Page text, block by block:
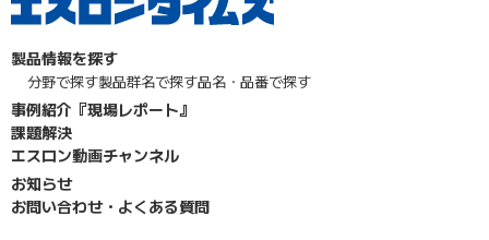
製品情報を探す
分野で探す製品群名で探す品名・品番で探す
事例紹介『現場レポート』
課題解決
エスロン動画チャンネル
お知らせ
お問い合わせ・よくある質問